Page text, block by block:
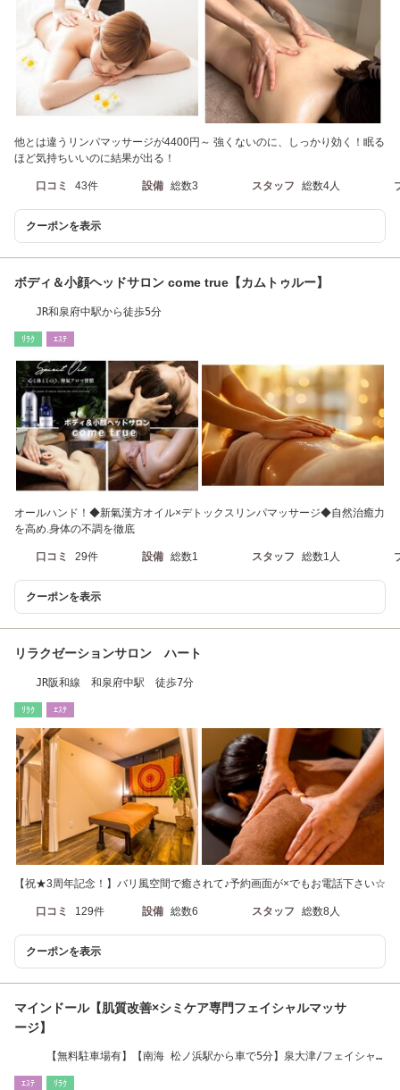
他とは違うリンパマッサージが4400円～ 強くないのに、しっかり効く！眠る
ほど気持ちいいのに結果が出る！
口コミ 43件 設備 総数3 スタッフ 総数4人
クーポンを表示
ボディ＆小顔ヘッドサロン come true【カムトゥルー】
JR和泉府中駅から徒歩5分
ﾘﾗｸ ｴｽﾃ
オールハンド！◆新氣漢方オイル×デトックスリンパマッサージ◆自然治癒力
を高め.身体の不調を徹底
口コミ 29件 設備 総数1 スタッフ 総数1人
クーポンを表示
リラクゼーションサロン ハート
JR阪和線 和泉府中駅 徒歩7分
ﾘﾗｸ ｴｽﾃ
【祝★3周年記念！】バリ風空間で癒されて♪予約画面が×でもお電話下さい☆
口コミ 129件 設備 総数6 スタッフ 総数8人
クーポンを表示
マインドール【肌質改善×シミケア専門フェイシャルマッサ
ージ】
【無料駐車場有】【南海 松ノ浜駅から車で5分】泉大津/フェイシャ
ｴｽﾃ ﾘﾗｸ